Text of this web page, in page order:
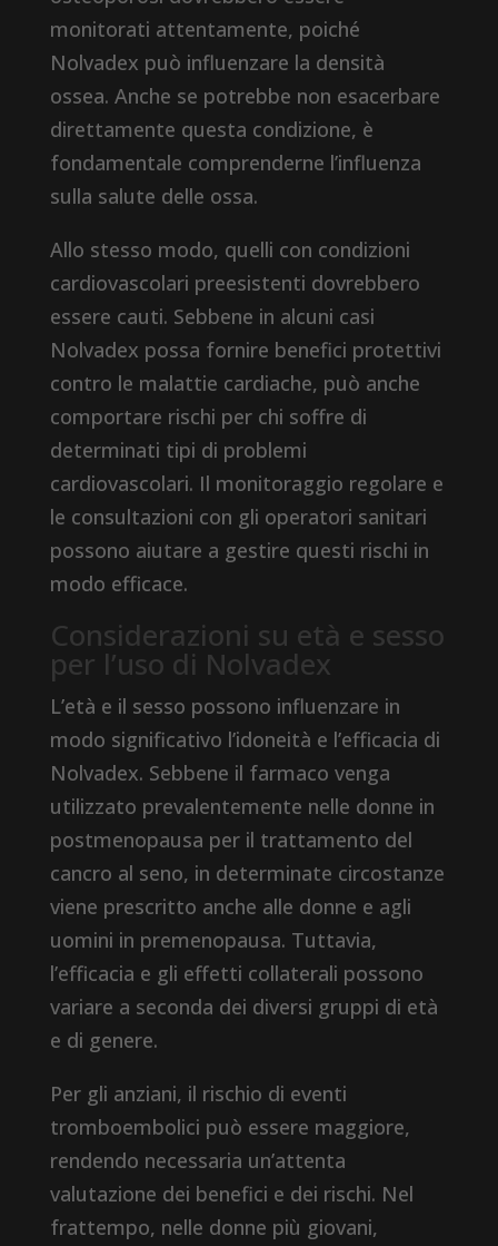
monitorati attentamente, poiché
Nolvadex può influenzare la densità
ossea. Anche se potrebbe non esacerbare
direttamente questa condizione, è
fondamentale comprenderne l’influenza
sulla salute delle ossa.
Allo stesso modo, quelli con condizioni
cardiovascolari preesistenti dovrebbero
essere cauti. Sebbene in alcuni casi
Nolvadex possa fornire benefici protettivi
contro le malattie cardiache, può anche
comportare rischi per chi soffre di
determinati tipi di problemi
cardiovascolari. Il monitoraggio regolare e
le consultazioni con gli operatori sanitari
possono aiutare a gestire questi rischi in
modo efficace.
Considerazioni su età e sesso
per l’uso di Nolvadex
L’età e il sesso possono influenzare in
modo significativo l’idoneità e l’efficacia di
Nolvadex. Sebbene il farmaco venga
utilizzato prevalentemente nelle donne in
postmenopausa per il trattamento del
cancro al seno, in determinate circostanze
viene prescritto anche alle donne e agli
uomini in premenopausa. Tuttavia,
l’efficacia e gli effetti collaterali possono
variare a seconda dei diversi gruppi di età
e di genere.
Per gli anziani, il rischio di eventi
tromboembolici può essere maggiore,
rendendo necessaria un’attenta
valutazione dei benefici e dei rischi. Nel
frattempo, nelle donne più giovani,